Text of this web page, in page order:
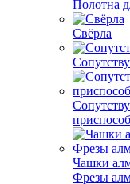
Полотна
Свёрла
Чашки
Фрезы